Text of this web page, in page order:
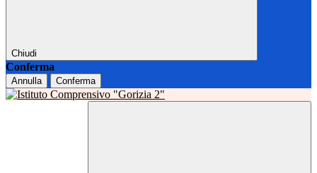
Chiudi
Conferma
Annulla Conferma